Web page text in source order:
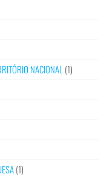
NACIONAL(1)
(1)